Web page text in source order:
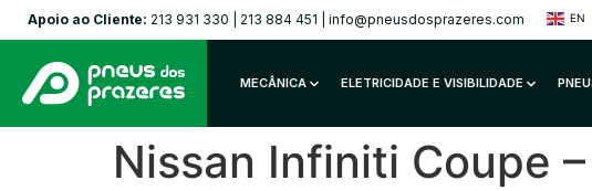
Apoio ao Cliente: 213 931 330 213 884 451 info@pneusdosprazeres.com EN
MECÂNICA ELETRICIDADE E VISIBILIDADE
Nissan Infiniti Coupe